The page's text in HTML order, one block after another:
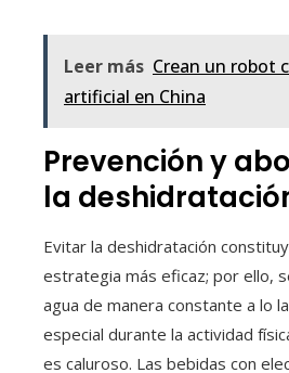
Leer más Crean un robot
artificial en China
Prevención y
la
Evitar la deshidratación
estrategia más eficaz; por ello,
agua de manera constante a lo
especial durante la actividad
es caluroso. Las bebidas con